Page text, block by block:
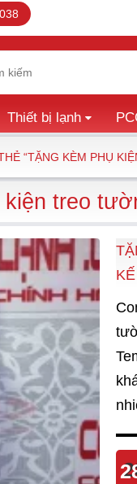
Thiết bị lạnh
“TẶNG KÈM PHỤ
kiện treo